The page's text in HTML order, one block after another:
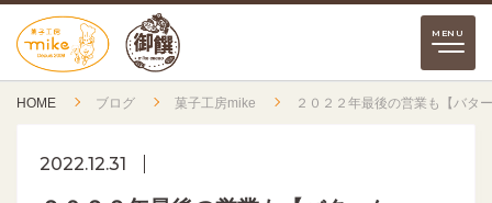
HOME ブログ 菓子工房mike ２０２２年最後の営業も【バタ
2022.12.31